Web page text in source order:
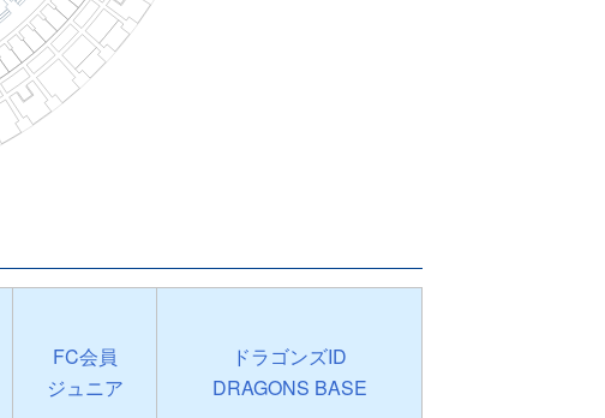
FC会員
ジュニア
ドラゴンズID
DRAGONS BASE